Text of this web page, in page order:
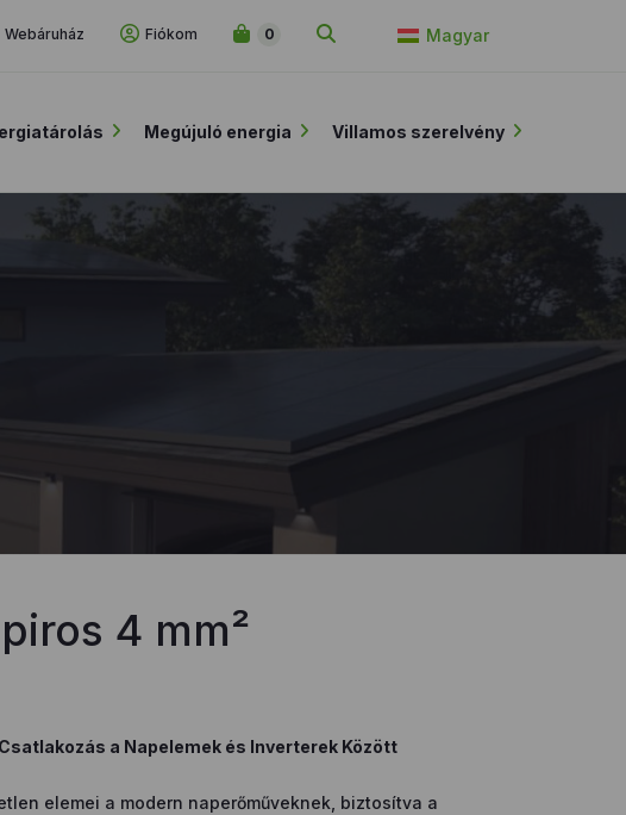
Webáruház Fiókom 0 Magyar
Megújuló energia Villamos szerelvény
4 mm²
a Napelemek és Inverterek Között
elemei a modern naperőműveknek, biztosítva a